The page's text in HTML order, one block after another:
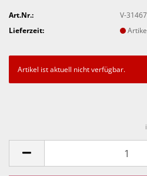
Art.Nr.:
V-
Lieferzeit:
Artikel ist aktuell nicht verfügbar.